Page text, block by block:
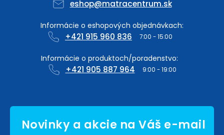
eshop@matracentrum.sk
+421 915 960 836
+421 905 887 964